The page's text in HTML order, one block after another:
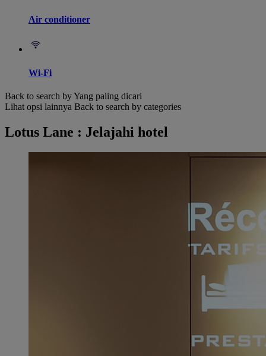
Air conditioner
Wi-Fi
Back to search by Yang paling dicari
Lihat opsi lainnya Back to search by categories
Lotus Lane : Jelajahi hotel